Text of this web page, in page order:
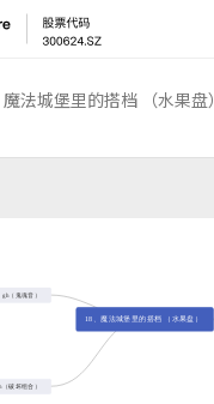
法城堡里的搭档 （水果盘）